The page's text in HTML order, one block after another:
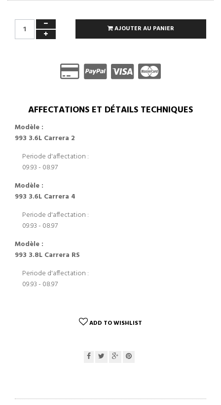
AJOUTER AU PANIER
AFFECTATIONS ET DÉTAILS TECHNIQUES
Modèle :
993 3.6L Carrera 2
Periode d'affectation :
09.93 - 08.97
Modèle :
993 3.6L Carrera 4
Periode d'affectation :
09.93 - 08.97
Modèle :
993 3.8L Carrera RS
Periode d'affectation :
09.93 - 08.97
ADD TO WISHLIST